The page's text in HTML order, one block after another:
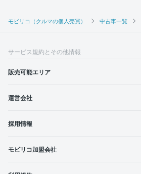
モビリコ（クルマの個人売買） 中古車一覧
サービス規約とその他情報
販売可能エリア
運営会社
採用情報
モビリコ加盟会社